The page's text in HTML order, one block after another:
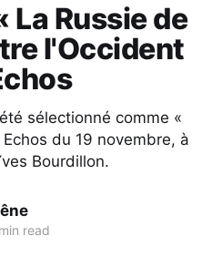
La Russie de
l'Occident
sélectionné comme «
du 19 novembre, à
Bourdillon.
read